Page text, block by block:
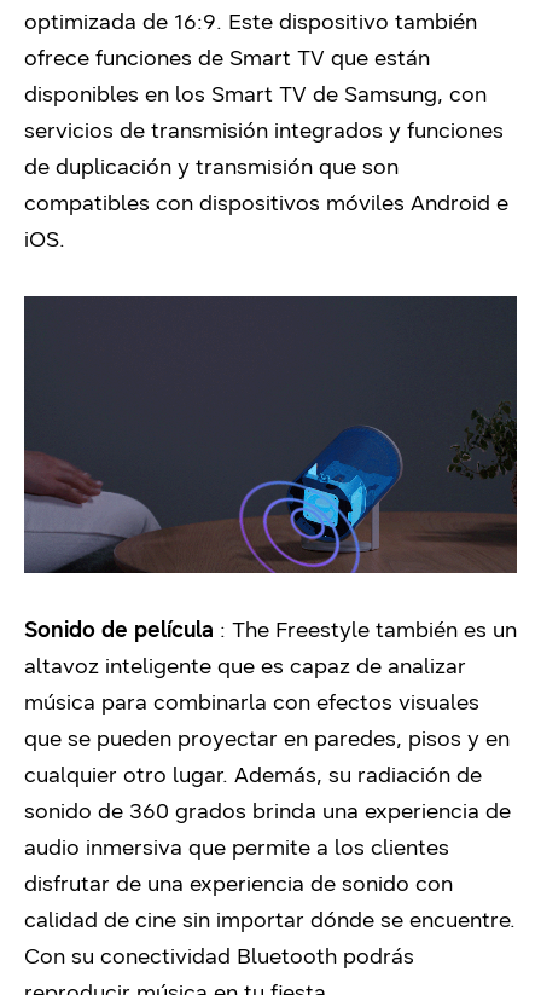
optimizada de 16:9. Este dispositivo también
ofrece funciones de Smart TV que están
disponibles en los Smart TV de Samsung, con
servicios de transmisión integrados y funciones
de duplicación y transmisión que son
compatibles con dispositivos móviles Android e
iOS.
Sonido de película : The Freestyle también es un
altavoz inteligente que es capaz de analizar
música para combinarla con efectos visuales
que se pueden proyectar en paredes, pisos y en
cualquier otro lugar. Además, su radiación de
sonido de 360 ​​grados brinda una experiencia de
audio inmersiva que permite a los clientes
disfrutar de una experiencia de sonido con
calidad de cine sin importar dónde se encuentre.
Con su conectividad Bluetooth podrás